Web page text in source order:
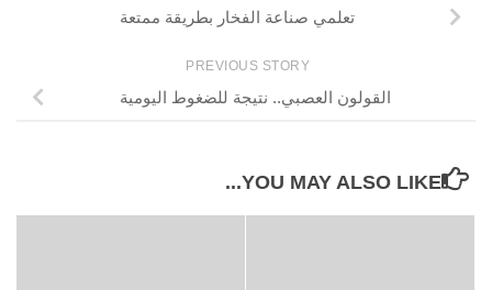
تعلمي صناعة الفخار بطريقة ممتعة
PREVIOUS STORY
القولون العصبي.. نتيجة للضغوط اليومية
YOU MAY ALSO LIKE...